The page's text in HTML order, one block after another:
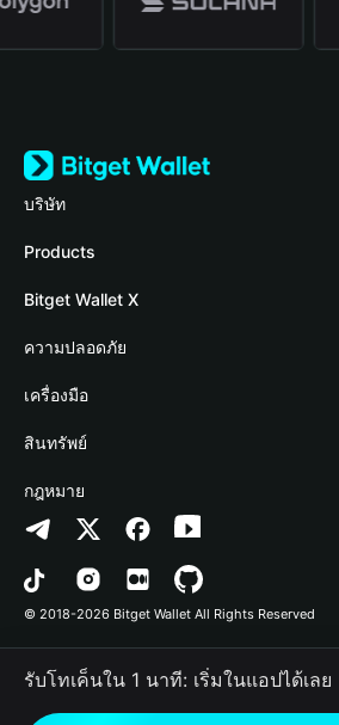
บริษัท
เกี่ยวกับ Bitget Wallet
Blog
Academy
ข่าวสารด้านคริปโต
ศูนย์ช่วยเหลือ
ติดต่อเรา
ทรัพยากรข้อมูลของแบรนด์
อาชีพ
Products
Crypto Card
Stablecoin Earn
Payfi Crypto
Crypto Swap API
Altcoin Season Index
Prediction Markets
DApp
RWA
Bitget Wallet X
นักพัฒนา
เชื่อมต่อ Wallet
Bitget Wallet Pay
ลิสต์โปรเจกต์
ความปลอดภัย
Protection Fund
เทคโนโลยีความปลอดภัย
เครื่องมือ
ซื้อคริปโต
การตรวจจับการอนุญาต
การตรวจจับสัญญา
การโอนเป็นชุด
สินทรัพย์
Arbitrum
Avalanche
Bitcoin
Polygon
กฎหมาย
นโยบายความเป็นส่วนตัว
ข้อตกลงในการใช้บริการ
© 2018-2026 Bitget Wallet All Rights Reserved
รับโทเค็นใน 1 นาที: เริ่มในแอปได้เลย